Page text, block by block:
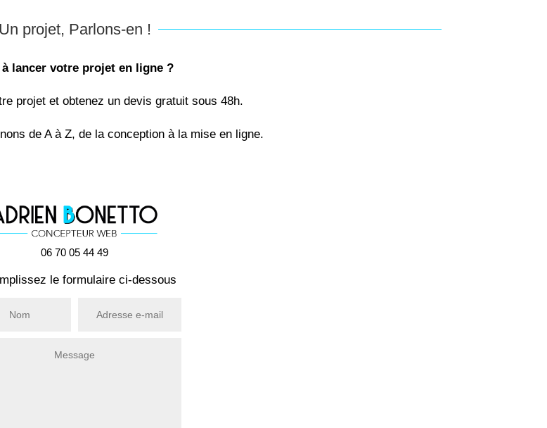
Un projet, Parlons-en !
à lancer votre projet en ligne ?
projet et obtenez un devis gratuit sous 48h.
de A à Z, de la conception à la mise en ligne.
06 70 05 44 49
le formulaire ci-dessous